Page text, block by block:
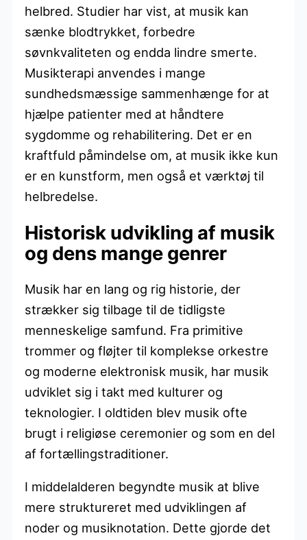
helbred. Studier har vist, at musik kan
sænke blodtrykket, forbedre
søvnkvaliteten og endda lindre smerte.
Musikterapi anvendes i mange
sundhedsmæssige sammenhænge for at
hjælpe patienter med at håndtere
sygdomme og rehabilitering. Det er en
kraftfuld påmindelse om, at musik ikke kun
er en kunstform, men også et værktøj til
helbredelse.
Historisk udvikling af musik
og dens mange genrer
Musik har en lang og rig historie, der
strækker sig tilbage til de tidligste
menneskelige samfund. Fra primitive
trommer og fløjter til komplekse orkestre
og moderne elektronisk musik, har musik
udviklet sig i takt med kulturer og
teknologier. I oldtiden blev musik ofte
brugt i religiøse ceremonier og som en del
af fortællingstraditioner.
I middelalderen begyndte musik at blive
mere struktureret med udviklingen af
noder og musiknotation. Dette gjorde det